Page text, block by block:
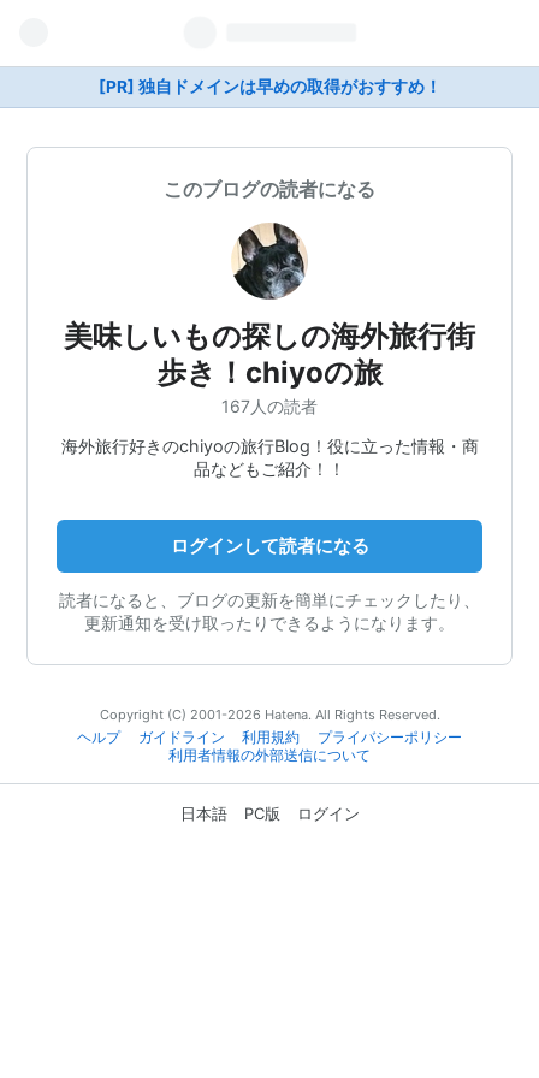
[PR] 独自ドメインは早めの取得がおすすめ！
このブログの読者になる
美味しいもの探しの海外旅行街
歩き！chiyoの旅
167人の読者
海外旅行好きのchiyoの旅行Blog！役に立った情報・商
品などもご紹介！！
ログインして読者になる
読者になると、ブログの更新を簡単にチェックしたり、
更新通知を受け取ったりできるようになります。
Copyright (C) 2001-2026 Hatena. All Rights Reserved.
ヘルプ
ガイドライン 利用規約
プライバシーポリシー
利用者情報の外部送信について
日本語 PC版 ログイン